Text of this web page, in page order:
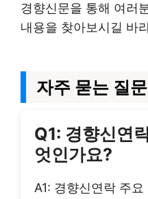
경향신문을 통해 여러
내용을 찾아보시길 바
자주 묻는 질
Q1: 경향신연
엇인가요?
A1: 경향신연락 주